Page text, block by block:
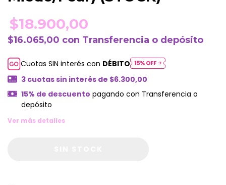
$18.900,00
$16.065,00 con Transferencia o depósito
Cuotas SIN interés con DÉBITO
3 cuotas sin interés de $6.300,00
15% de descuento pagando con Transferencia o
depósito
Ver más detalles